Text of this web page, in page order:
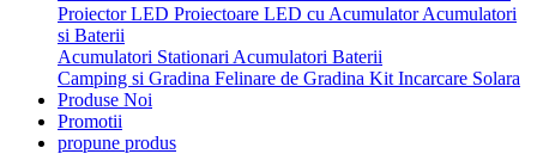
Proiector LED Proiectoare LED cu AcumulatorAcumulatori
si Baterii
Acumulatori Stationari Acumulatori Baterii
Camping si Gradina Felinare de Gradina Kit Incarcare Solara
Produse Noi
Promotii
propune produs